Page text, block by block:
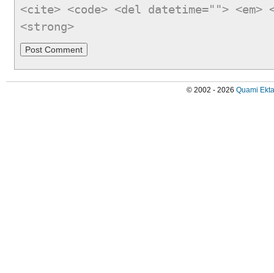
<cite> <code> <del datetime="">
<strong>
© 2002 - 2026 Quami